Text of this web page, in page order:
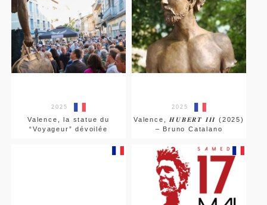
2025
Valence, la statue du
“Voyageur” dévoilée
2025
Valence, 𝑯𝑼𝑩𝑬𝑹𝑻 𝑰𝑰𝑰 (2025)
– Bruno Catalano